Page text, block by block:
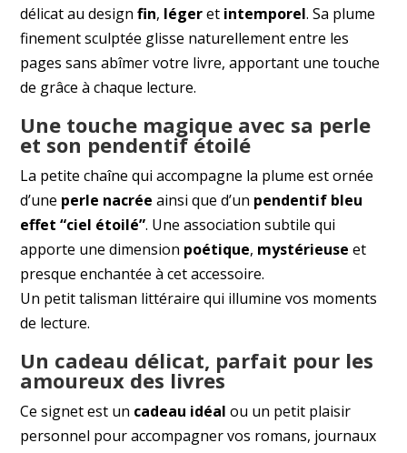
délicat au designfin, légeret intemporel. Sa plume
finement sculptée glisse naturellement entre les
pages sans abîmer votre livre, apportant une touche
de grâce à chaque lecture.
Une touche magique avec sa perle
et son pendentif étoilé
La petite chaîne qui accompagne la plume est ornée
d’une perle nacrée ainsi que d’un pendentif bleu
effet “ciel étoilé”. Une association subtile qui
apporte une dimension poétique, mystérieuse et
presque enchantée à cet accessoire.
Un petit talisman littéraire qui illumine vos moments
de lecture.
Un cadeau délicat, parfait pour les
amoureux des livres
Ce signet est un cadeau idéal ou un petit plaisir
personnel pour accompagner vos romans, journaux